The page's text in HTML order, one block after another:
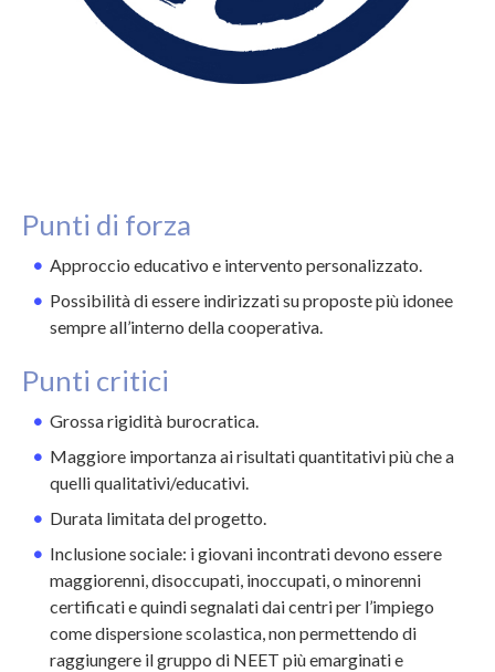
Punti di forza
Approccio educativo e intervento personalizzato.
Possibilità di essere indirizzati su proposte più idonee
sempre all’interno della cooperativa.
Punti critici
Grossa rigidità burocratica.
Maggiore importanza ai risultati quantitativi più che a
quelli qualitativi/educativi.
Durata limitata del progetto.
Inclusione sociale: i giovani incontrati devono essere
maggiorenni, disoccupati, inoccupati, o minorenni
certificati e quindi segnalati dai centri per l’impiego
come dispersione scolastica, non permettendo di
raggiungere il gruppo di NEET più emarginati e